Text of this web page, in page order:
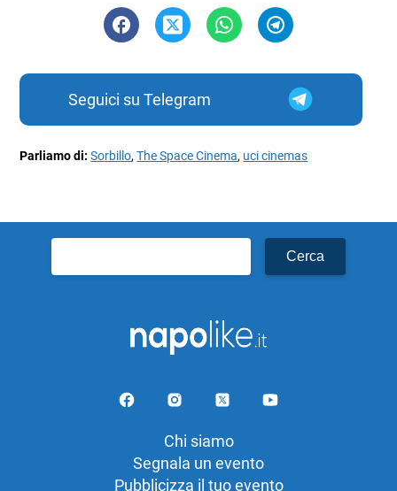
Seguici su Telegram
Parliamo di:Sorbillo,The Space Cinema, uci cinemas
per:
Chi siamo
Segnala un evento
Pubblicizza il tuo evento